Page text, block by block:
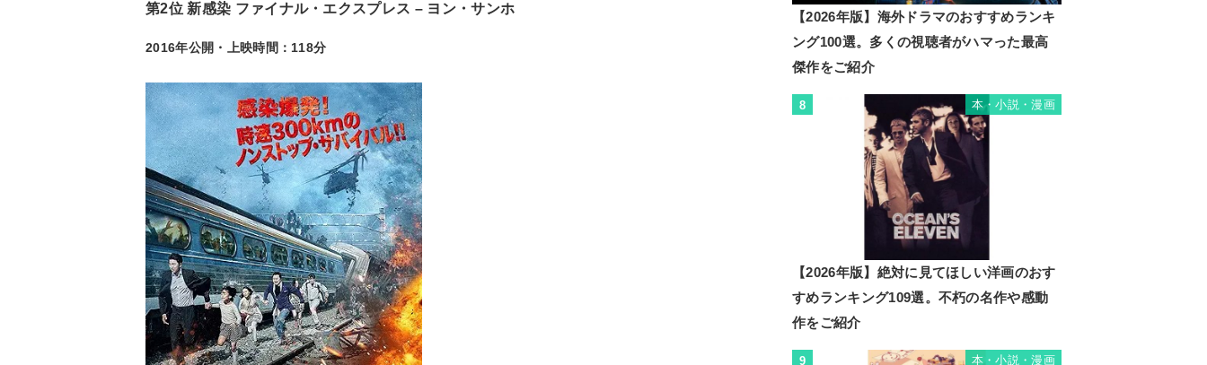
第2位 新感染 ファイナル・エクスプレス – ヨン・サンホ
2016年公開・上映時間：118分
【2026年版】海外ドラマのおすすめランキ
ング100選。多くの視聴者がハマった最高
傑作をご紹介
8 本・小説・漫画
【2026年版】絶対に見てほしい洋画のおす
すめランキング109選。不朽の名作や感動
作をご紹介
9 本・小説・漫画